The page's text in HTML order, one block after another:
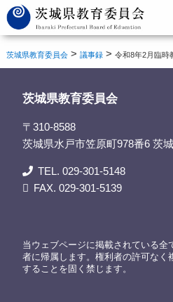
茨城県教育委員会 >議事録 >令和8年2月臨時
茨城県教育委員会
〒310-8588
茨城県水戸市笠原町978番6 茨
TEL. 029-301-5148
FAX. 029-301-5139
当ウェブページに掲載されている全
者に帰属します。権利者の許可なく
することを固く禁じます。